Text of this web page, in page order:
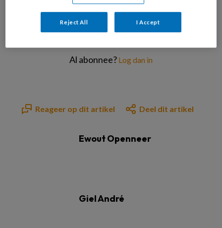
Bekijk de mogelijkheden
Al abonnee? Log dan in
Reageer op dit artikel Deel dit artikel
Ewout Openneer
Giel André
Reject All I Accept